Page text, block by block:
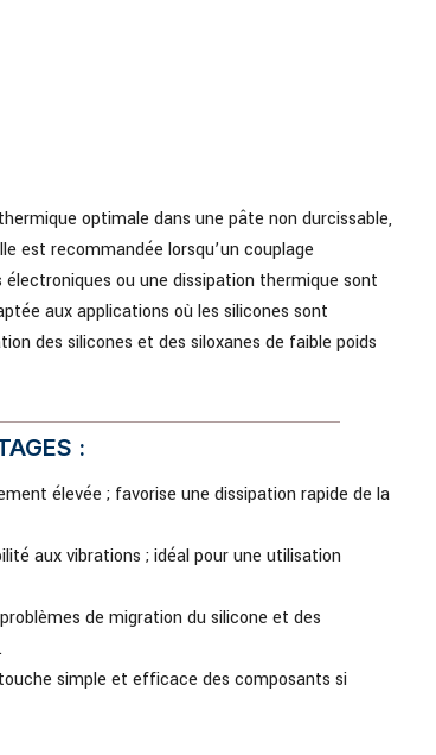
optimale dans une pâte non durcissable,
est recommandée lorsqu’un couplage
ou une dissipation thermique sont
aux applications où les silicones sont
des silicones et des siloxanes de faible poids
:
élevée ; favorise une dissipation rapide de la
aux vibrations ; idéal pour une utilisation
de migration du silicone et des
simple et efficace des composants si